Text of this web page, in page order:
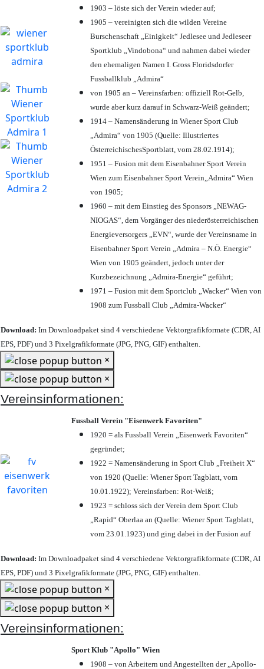
1903 – löste sich der Verein wieder auf;
1905 – vereinigten sich die wilden Vereine
Burschenschaft „Einigkeit“ Jedlesee und Jedleseer
Sportklub „Vindobona“ und nahmen dabei wieder
den ehemaligen Namen I. Gross Floridsdorfer
Fussballklub „Admira“
von 1905 an – Vereinsfarben: offiziell Rot-Gelb,
wurde aber kurz darauf in Schwarz-Weiß geändert;
1914 – Namensänderung in Wiener Sport Club
„Admira“ von 1905 (Quelle: Illustriertes
ÖsterreichischesSportblatt, vom 28.02.1914);
1951 – Fusion mit dem Eisenbahner Sport Verein
Wien zum Eisenbahner Sport Verein„Admira“ Wien
von 1905;
1960 – mit dem Einstieg des Sponsors „NEWAG-
NIOGAS“, dem Vorgänger des niederösterreichischen
Energieversorgers „EVN“, wurde der Vereinsname in
Eisenbahner Sport Verein „Admira – N.Ö. Energie“
Wien von 1905 geändert, jedoch unter der
Kurzbezeichnung „Admira-Energie“ geführt;
1971 – Fusion mit dem Sportclub „Wacker“ Wien von
1908 zum Fussball Club „Admira-Wacker“
Download: Im Downloadpaket sind 4 verschiedene Vektorgrafikformate (CDR, AI
EPS, PDF) und 3 Pixelgrafikformate (JPG, PNG, GIF) enthalten.
×
×
Vereinsinformationen:
Fussball Verein "Eisenwerk Favoriten"
1920 = als Fussball Verein „Eisenwerk Favoriten“
gegründet;
1922 = Namensänderung in Sport Club „Freiheit X“
von 1920 (Quelle: Wiener Sport Tagblatt, vom
10.01.1922); Vereinsfarben: Rot-Weiß;
1923 = schloss sich der Verein dem Sport Club
„Rapid“ Oberlaa an (Quelle: Wiener Sport Tagblatt,
vom 23.01.1923) und ging dabei in der Fusion auf
Download: Im Downloadpaket sind 4 verschiedene Vektorgrafikformate (CDR, AI
EPS, PDF) und 3 Pixelgrafikformate (JPG, PNG, GIF) enthalten.
×
×
Vereinsinformationen:
Sport Klub "Apollo" Wien
1908 – von Arbeitern und Angestellten der „Apollo-